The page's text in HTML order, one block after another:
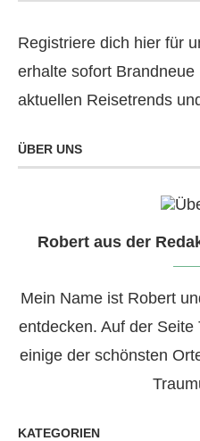
Registriere dich hier für
erhalte sofort Brandneue
aktuellen Reisetrends
ÜBER UNS
Robert aus der
Mein Name ist Robert
entdecken. Auf der
einige der schönsten
KATEGORIEN